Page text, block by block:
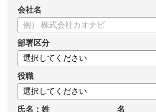
会社名
部署区分
役職
氏名：姓 名